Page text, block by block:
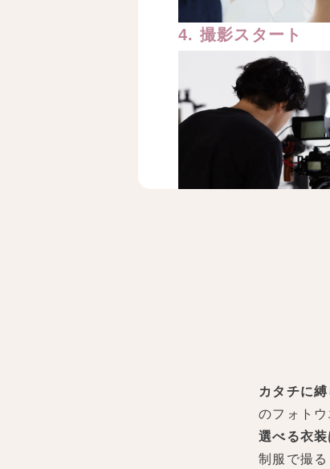
4. 撮影スタート
カタチに
のフォトウ
選べる衣
制服で撮